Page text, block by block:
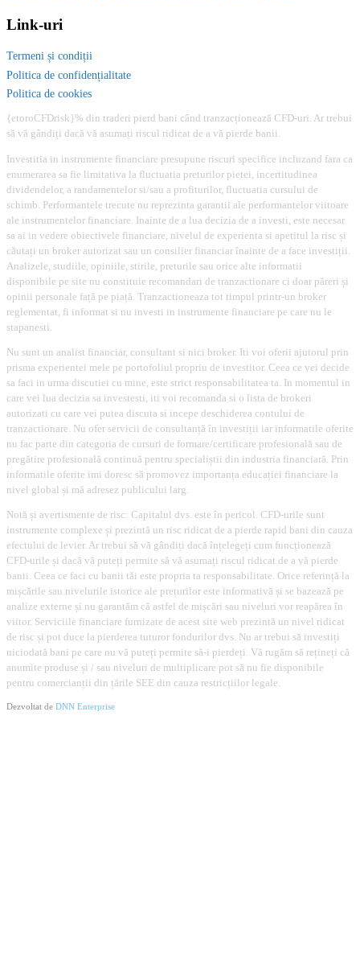
Link-uri
Termeni și condiții
Politica de confidențialitate
Politica de cookies
{etoroCFDrisk}% din traderi pierd bani când tranzacționează CFD-uri. Ar trebui
să vă gândiți dacă vă asumați riscul ridicat de a vă pierde banii.
Investitia in instrumente financiare presupune riscuri specifice incluzand fara ca
enumerarea sa fie limitativa la fluctuatia preturilor pietei, incertitudinea
dividendelor, a randamentelor si/sau a profiturilor, fluctuatia cursului de
schimb. Performantele trecute nu reprezinta garantii ale performantelor viitoare
ale instrumentelor financiare. Inainte de a lua decizia de a investi, este necesar
sa ai in vedere obiectivele financiare, nivelul de experienta si apetitul la risc și
căutați un broker autorizat sau un consilier financiar înainte de a face investiții.
Analizele, studiile, opiniile, stirile, preturile sau orice alte informatii
disponibile pe site nu constituie recomandari de tranzactionare ci doar păreri și
opinii personale față pe piață. Tranzactioneaza tot timpul printr-un broker
reglementat, fi informat si nu investi in instrumente financiare pe care nu le
stapanesti.
Nu sunt un analist financiar, consultant si nici broker. Iti voi oferii ajutorul prin
prisma experientei mele pe portofoliul propriu de investitor. Ceea ce vei decide
sa faci in urma discutiei cu mine, este strict responsabilitatea ta. In momentul in
care vei lua decizia sa investesti, iti voi recomanda si o lista de brokeri
autorizati cu care vei putea discuta si incepe deschiderea contului de
tranzactionare. Nu ofer servicii de consultanță în investiții iar informatile oferite
nu fac parte din categoria de cursuri de formare/certificare profesională sau de
pregătire profesională continuă pentru specialiștii din industria financiară. Prin
informatile oferite imi doresc să promovez importanța educației financiare la
nivel global și mă adresez publicului larg.
Notă și avertismente de risc: Capitalul dvs. este în pericol. CFD-urile sunt
instrumente complexe și prezintă un risc ridicat de a pierde rapid bani din cauza
efectului de levier. Ar trebui să vă gândiți dacă înțelegeți cum funcționează
CFD-urile și dacă vă puteți permite să vă asumați riscul ridicat de a vă pierde
banii. Ceea ce faci cu banii tăi este propria ta responsabilitate. Orice referință la
mișcările sau nivelurile istorice ale prețurilor este informativă și se bazează pe
analize externe și nu garantăm că astfel de mișcări sau niveluri vor reapărea în
viitor. Serviciile financiare furnizate de acest site web prezintă un nivel ridicat
de risc și pot duce la pierderea tuturor fondurilor dvs. Nu ar trebui să investiți
niciodată bani pe care nu vă puteți permite să-i pierdeți. Vă rugăm să rețineți că
anumite produse și / sau niveluri de multiplicare pot să nu fie disponibile
pentru comercianții din țările SEE din cauza restricțiilor legale.
Dezvoltat de DNN Enterprise